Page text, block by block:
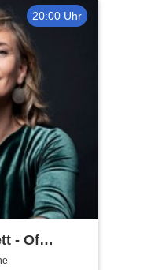
20:00 Uhr
- Of
Heroines